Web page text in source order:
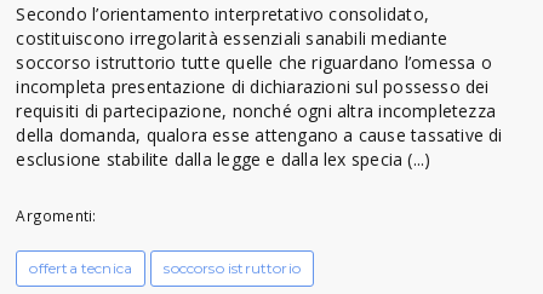
Secondo l’orientamento interpretativo consolidato,
costituiscono irregolarità essenziali sanabili mediante
soccorso istruttorio tutte quelle che riguardano l’omessa o
incompleta presentazione di dichiarazioni sul possesso dei
requisiti di partecipazione, nonché ogni altra incompletezza
della domanda, qualora esse attengano a cause tassative di
esclusione stabilite dalla legge e dalla lex specia (...)
Argomenti:
offerta tecnica soccorso istruttorio